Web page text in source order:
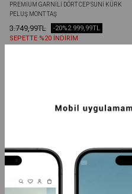
PREMIUM GARNILI DÖRT CEP SUNI KÜRK
PELUŞ MONT TAŞ
3.749,99TL 2.999,99TL
-20%
SEPETTE %20 İNDİRİM